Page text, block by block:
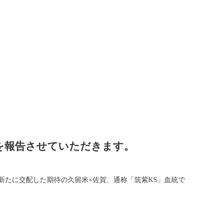
告させていただきます。
たに交配した期待の久留米×佐賀、通称「筑紫KS」血統で